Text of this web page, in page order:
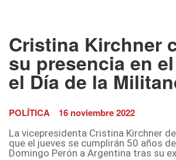
Cristina Kirchner
su presencia en
el Día de la
POLÍTICA 16 noviembre 2022
La vicepresidenta Cristina Kirchner
que el jueves se cumplirán 50 años
Domingo Perón a Argentina tras su